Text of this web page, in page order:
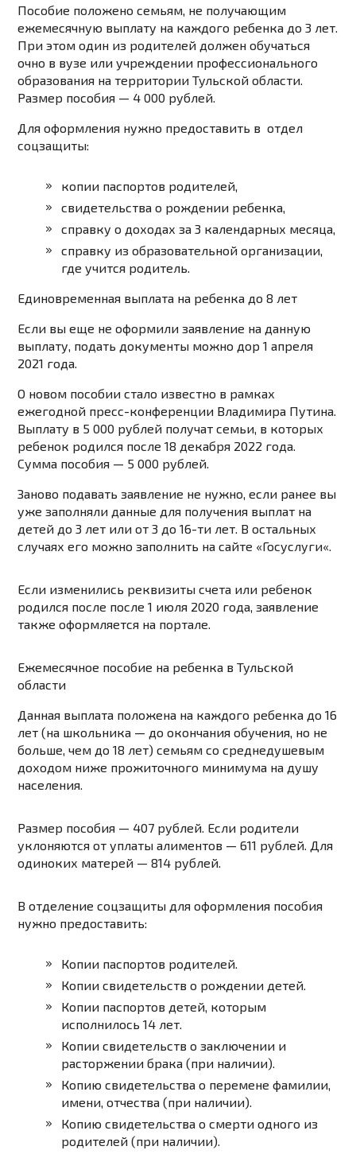
Пособие положено семьям, не получающим
ежемесячную выплату на каждого ребенка до 3 лет.
При этом один из родителей должен обучаться
очно в вузе или учреждении профессионального
образования на территории Тульской области.
Размер пособия — 4 000 рублей.
Для оформления нужно предоставить в отдел
соцзащиты:
копии паспортов родителей,
свидетельства о рождении ребенка,
справку о доходах за 3 календарных месяца,
справку из образовательной организации,
где учится родитель.
Единовременная выплата на ребенка до 8 лет
Если вы еще не оформили заявление на данную
выплату, подать документы можно дор 1 апреля
2021 года.
О новом пособии стало известно в рамках
ежегодной пресс-конференции Владимира Путина.
Выплату в 5 000 рублей получат семьи, в которых
ребенок родился после 18 декабря 2022 года.
Сумма пособия — 5 000 рублей.
Заново подавать заявление не нужно, если ранее вы
уже заполняли данные для получения выплат на
детей до 3 лет или от 3 до 16-ти лет. В остальных
случаях его можно заполнить на сайте «Госуслуги«.
Если изменились реквизиты счета или ребенок
родился после после 1 июля 2020 года, заявление
также оформляется на портале.
Ежемесячное пособие на ребенка в Тульской
области
Данная выплата положена на каждого ребенка до 16
лет (на школьника — до окончания обучения, но не
больше, чем до 18 лет) семьям со среднедушевым
доходом ниже прожиточного минимума на душу
населения.
Размер пособия — 407 рублей. Если родители
уклоняются от уплаты алиментов — 611 рублей. Для
одиноких матерей — 814 рублей.
В отделение соцзащиты для оформления пособия
нужно предоставить:
Копии паспортов родителей.
Копии свидетельств о рождении детей.
Копии паспортов детей, которым
исполнилось 14 лет.
Копии свидетельств о заключении и
расторжении брака (при наличии).
Копию свидетельства о перемене фамилии,
имени, отчества (при наличии).
Копию свидетельства о смерти одного из
родителей (при наличии).